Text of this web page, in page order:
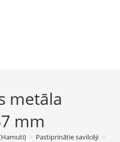
metāla
mm
> Pastiprinātie savilcēji >